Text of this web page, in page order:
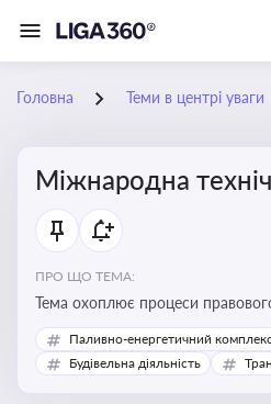
Головна Теми в центрі уваги
Міжнародна
ПРО ЩО ТЕМА:
Тема охоплює процеси
адміністрування і контролю
надається Україні з-за кордону,
Паливно-енергетичний
Будівельна діяльність